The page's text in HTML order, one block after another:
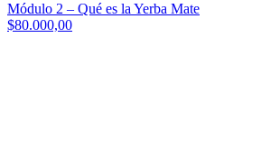
Módulo 2 – Qué es la Yerba Mate
$80.000,00